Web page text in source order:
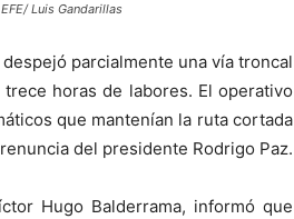
Luis Gandarillas
parcialmente una vía troncal
horas de labores. El operativo
que mantenían la ruta cortada
del presidente Rodrigo Paz.
Hugo Balderrama, informó que